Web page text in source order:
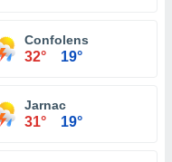
Confolens
32° 19°
Jarnac
31° 19°